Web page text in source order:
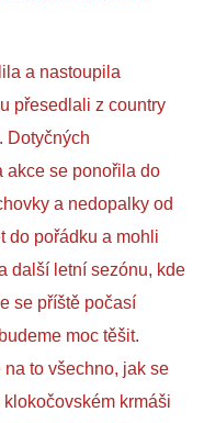
a nastoupila
přesedlali z country
Dotyčných
akce se ponořila do
a nedopalky od
do pořádku a mohli
další letní sezónu, kde
se příště počasí
moc těšit.
to všechno, jak se
krmáši